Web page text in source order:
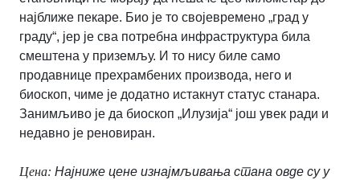
најближе пекаре. Био је то својевремено „град у
граду“, јер је сва потребна инфраструктура била
смештена у приземљу. И то нису биле само
продавнице прехрамбених производа, него и
биоскоп, чиме је додатно истакнут статус станара.
Занимљиво је да биоскоп „Илузија“ још увек ради и
недавно је реновиран.
Цена: Најниже цене изнајмљивања стана овде су у